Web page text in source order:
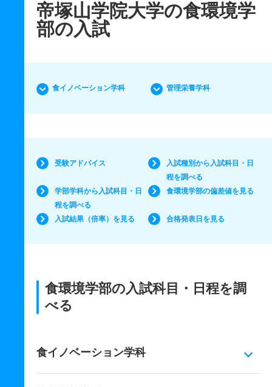
帝塚山学院大学の食環境学
部の入試
食イノベーション学科 管理栄養学科
受験アドバイス
入試種別から入試科目・日
程を調べる
学部学科から入試科目・日
程を調べる
食環境学部の偏差値を見る
入試結果（倍率）を見る 合格発表日を見る
食環境学部の入試科目・日程を調
べる
食イノベーション学科